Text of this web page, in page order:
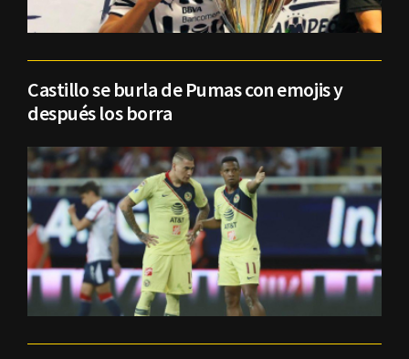
Castillo se burla de Pumas con emojis y
después los borra